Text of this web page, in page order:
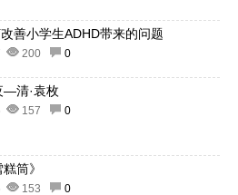
善小学生ADHD带来的问题
200 0
—清·袁枚
157 0
筒》
153 0